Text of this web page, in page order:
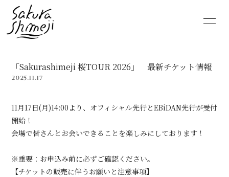
SCHEDULE
VIDEO
DISCOGRAPHY
MOVIE
PHOTO
RADIO
6st lounge
「Sakurashimeji 桜TOUR 2026」 最新チケット情報
2025.11.17
11月17日(月)14:00より、オフィシャル先行とEBiDAN先行が受付
開始！
会場で皆さんとお会いできることを楽しみにしております！
※重要：お申込み前に必ずご確認ください。
【チケットの販売に伴うお願いと注意事項】